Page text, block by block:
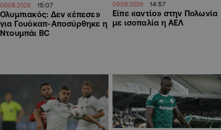
09.08.2026 15:07
Ολυμπιακός: Δεν «έπεσε»
για Γουόκαπ-Αποσύρθηκε η
Ντουμπάι BC
09.08.2026 14:57
Είπε «αντίο» στην Πολωνία
με ισοπαλία η ΑΕΛ